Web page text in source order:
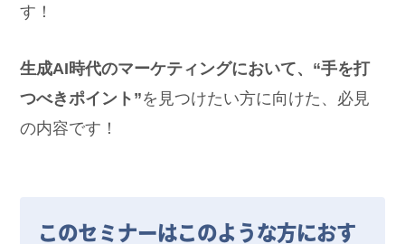
す！
生成AI時代のマーケティングにおいて、“手を打
つべきポイント”を見つけたい方に向けた、必見
の内容です！
このセミナーはこのような方におす